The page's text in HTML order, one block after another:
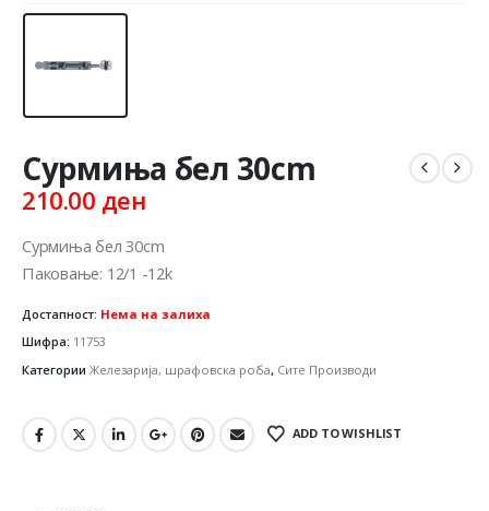
Сурмиња бел 30cm
210.00 ден
Сурмиња бел 30cm
Паковање: 12/1 -12k
Достапност: Нема на залиха
Шифра: 11753
Категории Железарија, шрафовска роба, Сите Производи
ADD TO WISHLIST